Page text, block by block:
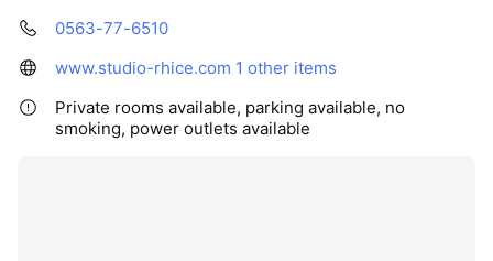
0563-77-6510
www.studio-rhice.com 1 other items
Private rooms available, parking available, no
smoking, power outlets available